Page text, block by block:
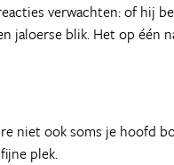
verwachten: of hij
jaloerse blik. Het op één
niet ook soms je hoofd
plek.